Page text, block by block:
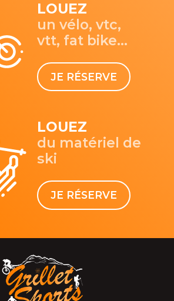
LOUEZ
un vélo, vtc,
vtt, fat bike...
JE RÉSERVE
LOUEZ
du matériel de
ski
JE RÉSERVE